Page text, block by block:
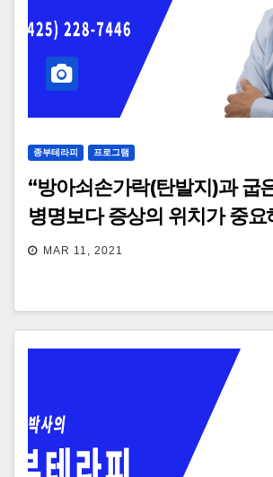
종부테라피 프로그램
“방아쇠손가락(탄발지)과 굽
병명보다 증상의 위치가 중요
MAR 11, 2021